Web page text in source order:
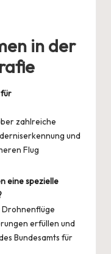
in der
zahlreiche
und
Flug
eine spezielle
Drohnenflüge
erfüllen und
Bundesamts für